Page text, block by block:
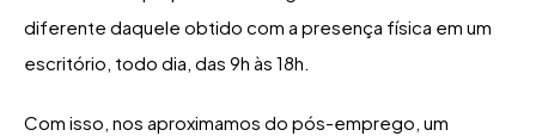
diferente daquele obtido com a presença física em um
escritório, todo dia, das 9h às 18h.
Com isso, nos aproximamos do pós-emprego, um